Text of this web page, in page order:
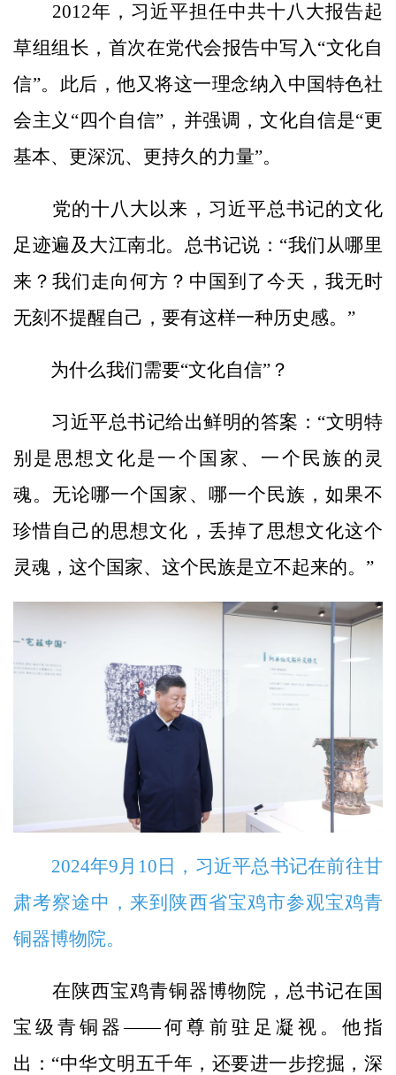
2012年，习近平担任中共十八大报告起
草组组长，首次在党代会报告中写入“文化自
信”。此后，他又将这一理念纳入中国特色社
会主义“四个自信”，并强调，文化自信是“更
基本、更深沉、更持久的力量”。
党的十八大以来，习近平总书记的文化
足迹遍及大江南北。总书记说：“我们从哪里
来？我们走向何方？中国到了今天，我无时
无刻不提醒自己，要有这样一种历史感。”
为什么我们需要“文化自信”？
习近平总书记给出鲜明的答案：“文明特
别是思想文化是一个国家、一个民族的灵
魂。无论哪一个国家、哪一个民族，如果不
珍惜自己的思想文化，丢掉了思想文化这个
灵魂，这个国家、这个民族是立不起来的。”
2024年9月10日，习近平总书记在前往甘
肃考察途中，来到陕西省宝鸡市参观宝鸡青
铜器博物院。
在陕西宝鸡青铜器博物院，总书记在国
宝级青铜器——何尊前驻足凝视。他指
出：“中华文明五千年，还要进一步挖掘，深